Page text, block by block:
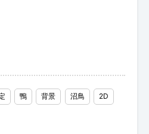
鴨 背景 沼鳥
2D